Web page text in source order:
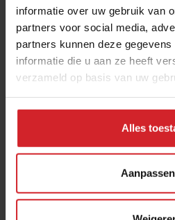
informatie over uw gebruik van
partners voor social media,
partners kunnen deze
informatie die u aan ze heeft
verzameld op basis van uw
Alles
Aanpassen
voor meer informatie.
Best gelezen artikelen
Eten in
eetcafés tot
4 augustus 2026|